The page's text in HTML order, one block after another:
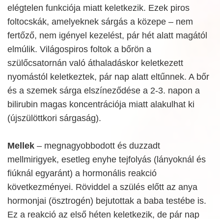
elégtelen funkciója miatt keletkezik. Ezek piros
foltocskák, amelyeknek sárgás a közepe – nem
fertőző, nem igényel kezelést, pár hét alatt magától
elmúlik. Világospiros foltok a bőrön a
szülőcsatornán való áthaladáskor keletkezett
nyomástól keletkeztek, pár nap alatt eltűnnek. A bőr
és a szemek sárga elszíneződése a 2-3. napon a
bilirubin magas koncentrációja miatt alakulhat ki
(újszülöttkori sárgaság).
Mellek – megnagyobbodott és duzzadt
mellmirigyek, esetleg enyhe tejfolyás (lányoknál és
fiúknál egyaránt) a hormonális reakció
következményei. Röviddel a szülés előtt az anya
hormonjai (ösztrogén) bejutottak a baba testébe is.
Ez a reakció az első héten keletkezik, de pár nap